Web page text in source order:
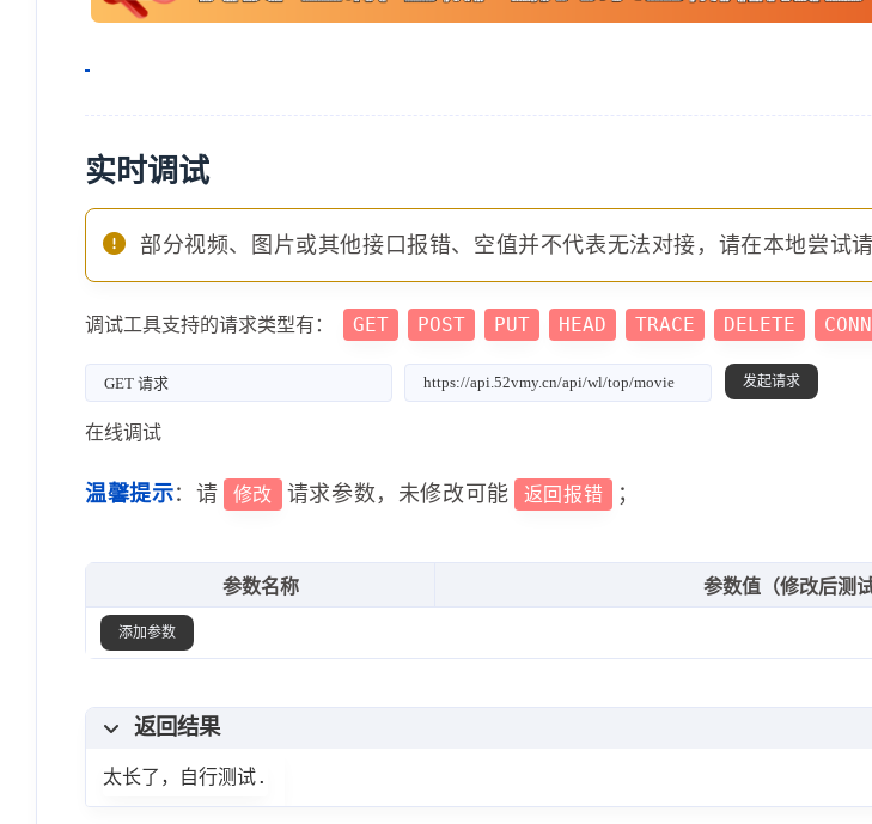
实时调试
部分视频、图片或其他接口报错、空值并不代表无法对接，请在本地尝试
调试工具支持的请求类型有： GET POST PUT HEAD TRACE DELETE
在线调试
温馨提示：请 修改 请求参数，未修改可能 返回报错 ；
参数名称 参数值（修改后测试
添加参数
返回结果
太长了，自行测试.